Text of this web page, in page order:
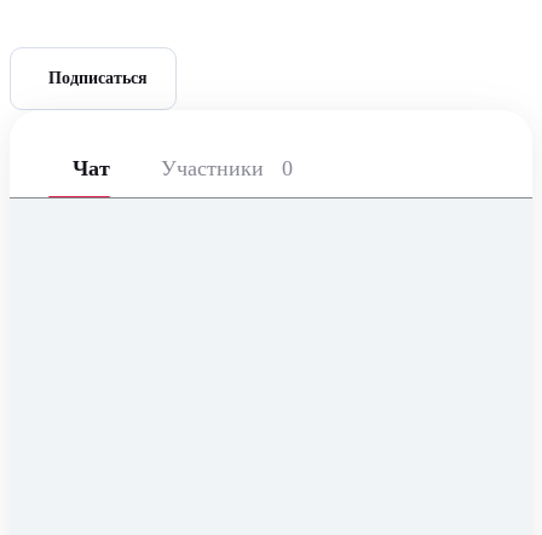
Подписаться
Чат Участники 0